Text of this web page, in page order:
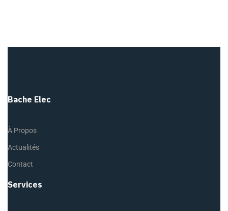
Bache Elec
À Propos
Actualités
Contact
Services